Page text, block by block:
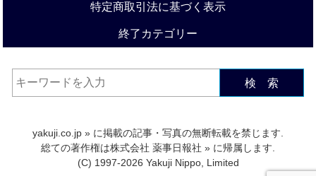
特定商取引法に基づく表示
終了カテゴリー
検 索
yakuji.co.jp » に掲載の記事・写真の無断転載を禁じます.
総ての著作権は株式会社 薬事日報社 » に帰属します.
(C) 1997-2026 Yakuji Nippo, Limited